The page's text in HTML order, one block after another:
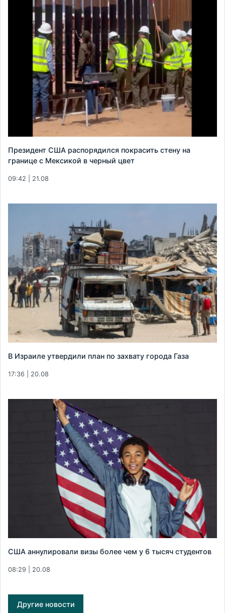
Президент США распорядился покрасить стену на
границе с Мексикой в черный цвет
09:42 | 21.08
В Израиле утвердили план по захвату города Газа
17:36 | 20.08
США аннулировали визы более чем у 6 тысяч студентов
08:29 | 20.08
Другие новости